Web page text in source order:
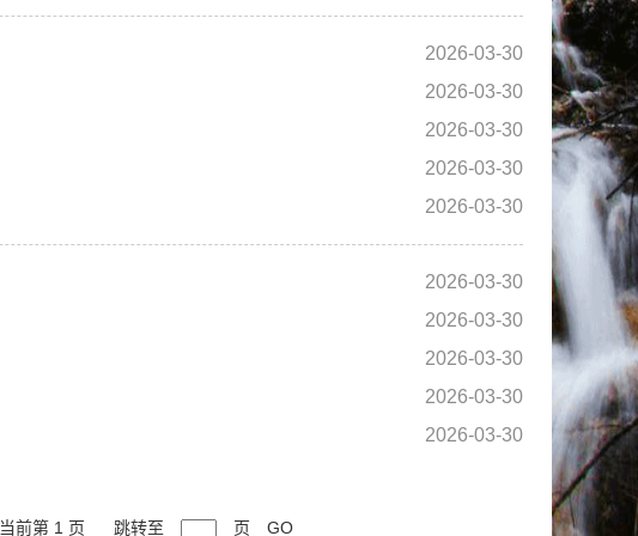
2026-03-30
2026-03-30
2026-03-30
2026-03-30
2026-03-30
2026-03-30
2026-03-30
2026-03-30
2026-03-30
2026-03-30
当前第 1 页 跳转至 页 GO